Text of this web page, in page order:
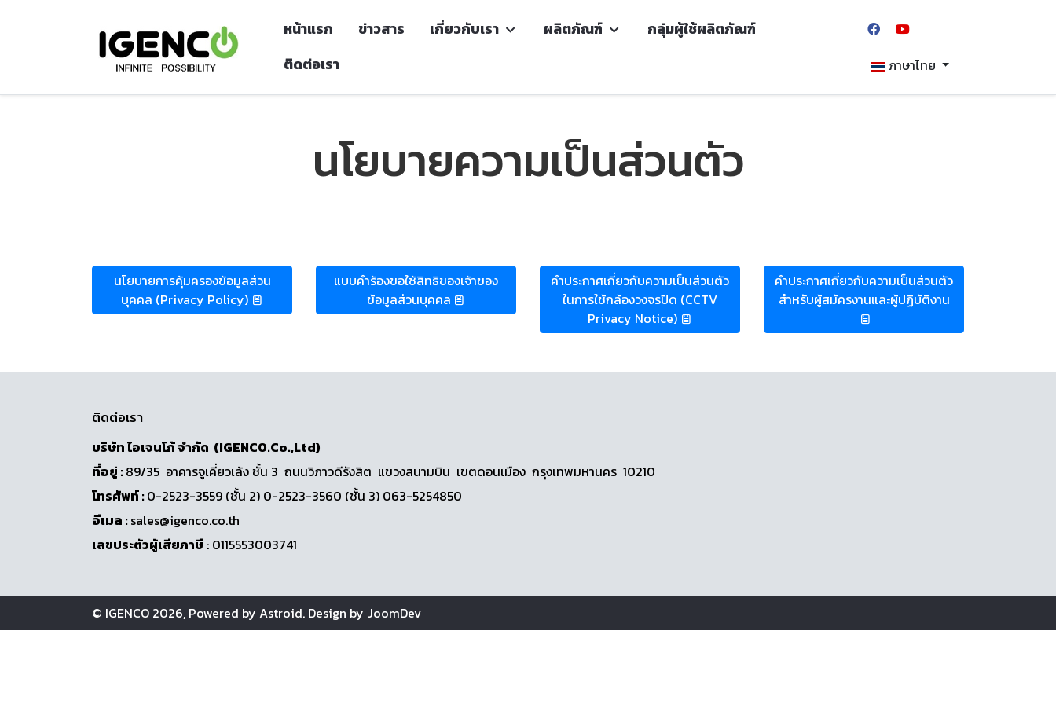
หน้าแรก ข่าวสาร เกี่ยวกับเรา ผลิตภัณฑ์
กลุ่มผู้ใช้ผลิตภัณฑ์
ติดต่อเรา
ภาษาไทย
นโยบายความเป็นส่วนตัว
นโยบายการคุ้มครองข้อมูลส่วน
บุคคล (Privacy Policy)
แบบคำร้องขอใช้สิทธิของเจ้าของ
ข้อมูลส่วนบุคคล
คำประกาศเกี่ยวกับความเป็นส่วนตัว
ในการใช้กล้องวงจรปิด (CCTV
Privacy Notice)
คำประกาศเกี่ยวกับความเป็นส่วนตัว
สำหรับผู้สมัครงานและผู้ปฏิบัติงาน
ติดต่อเรา
บริษัท ไอเจนโก้ จำกัด (IGENCO.Co.,Ltd)
ที่อยู่ :89/35 อาคารจูเคี่ยวเล้ง ชั้น 3 ถนนวิภาวดีรังสิต แขวงสนามบิน เขตดอนเมือง กรุงเทพมหานคร 10210
โทรศัพท์ :0-2523-3559 (ชั้น 2) 0-2523-3560 (ชั้น 3) 063-5254850
อีเมล :sales@igenco.co.th
เลขประตัวผู้เสียภาษี : 0115553003741
© IGENCO 2026, Powered by Astroid. Design by JoomDev